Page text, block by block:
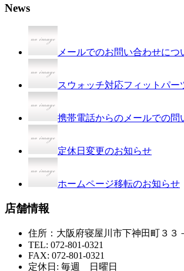
News
メールでのお問い合わせにつ
スウォッチ対応フィットパー
携帯電話からのメールでの問
定休日変更のお知らせ
ホームページ移転のお知らせ
店舗情報
住所：大阪府寝屋川市下神田町３３
TEL: 072-801-0321
FAX: 072-801-0321
定休日: 毎週 日曜日